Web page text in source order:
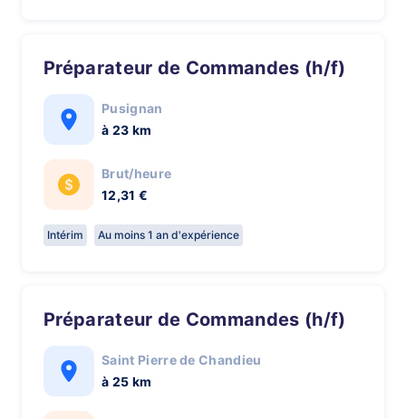
Préparateur de Commandes (h/f)
Pusignan
à 23 km
Brut/heure
12,31 €
Intérim Au moins 1 an d'expérience
Préparateur de Commandes (h/f)
Saint Pierre de Chandieu
à 25 km